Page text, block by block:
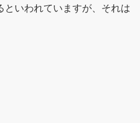
いわれていますが、それは